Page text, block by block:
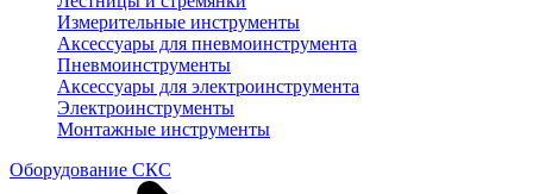
Измерительные инструменты
Аксессуары для пневмоинструмента
Пневмоинструменты
Аксессуары для электроинструмента
Электроинструменты
Монтажные инструменты
Оборудование СКС